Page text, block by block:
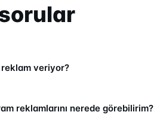
reklam veriyor?
reklamlarını nerede görebilirim?